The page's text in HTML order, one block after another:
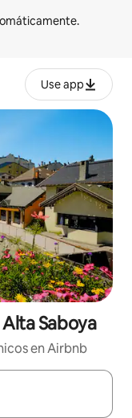
Use app
Saboya
en Airbnb
navega con las